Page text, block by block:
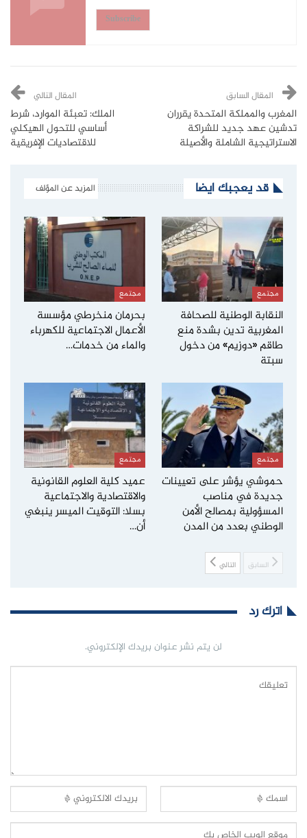
Subscribe
المقال السابق
المغرب والمملكة المتحدة يقرران
تدشين عهد جديد للشراكة
الاستراتيجية الشاملة والأصيلة
المقال التالي
الملك: تعبئة الموارد، شرط
أساسي للتحول الهيكلي
للاقتصاديات الإفريقية
قد يعجبك ايضا المزيد عن المؤلف
مجتمع
النقابة الوطنية للصحافة
المغربية تدين بشدة منع
طاقم «دوزيم» من دخول
سبتة
مجتمع
بحرمان منخرطي مؤسسة
الأعمال الاجتماعية للكهرباء
والماء من خدمات…
مجتمع
حموشي يؤشر على تعيينات
جديدة في مناصب
المسؤولية بمصالح الأمن
الوطني بعدد من المدن
مجتمع
عميد كلية العلوم القانونية
والاقتصادية والاجتماعية
بسلا: التوقيت الميسر ينبغي
أن…
السابق التالي
اترك رد
لن يتم نشر عنوان بريدك الإلكتروني.